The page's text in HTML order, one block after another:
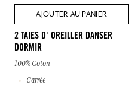
AJOUTER AU PANIER
2 TAIES D' OREILLER DANSER
DORMIR
100% Coton
Carrée